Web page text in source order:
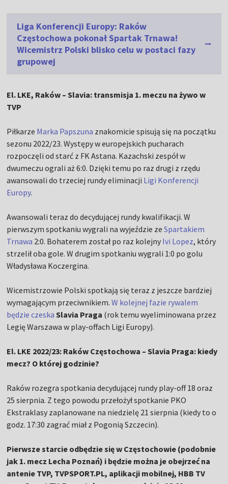
Liga Konferencji Europy: Raków
Częstochowa pokonał Spartak Trnawa!
Wicemistrz Polski blisko celu w postaci fazy
grupowej
El. LKE, Raków – Slavia: transmisja 1. meczu na żywo w
TVP
Piłkarze Marka Papszuna znakomicie spisują się na początku
sezonu 2022/23. Występy w europejskich pucharach
rozpoczęli od starć z FK Astana. Kazachski zespół w
dwumeczu ograli aż 6:0. Dzięki temu po raz drugi z rzędu
awansowali do trzeciej rundy eliminacji Ligi Konferencji
Europy.
Awansowali teraz do decydującej rundy kwalifikacji. W
pierwszym spotkaniu wygrali na wyjeździe zeSpartakiem
Trnawa 2:0. Bohaterem został po raz kolejny Ivi Lopez, który
strzelił oba gole. W drugim spotkaniu wygrali 1:0 po golu
Władysława Koczergina.
Wicemistrzowie Polski spotkają się teraz z jeszcze bardziej
wymagającym przeciwnikiem.W kolejnej fazie rywalem
będzie czeska Slavia Praga (rok temu wyeliminowana przez
Legię Warszawa w play-offach Ligi Europy).
El. LKE 2022/23: Raków Częstochowa – Slavia Praga: kiedy
mecz? O której godzinie?
Raków rozegra spotkania decydującej rundy play-off 18 oraz
25 sierpnia. Z tego powodu przełożył spotkanie PKO
Ekstraklasy zaplanowane na niedzielę 21 sierpnia (kiedy to o
godz. 17:30 zagrać miał z Pogonią Szczecin).
Pierwsze starcie odbędzie się w Częstochowie (podobnie
jak 1. mecz Lecha Poznań) i będzie można je obejrzeć na
antenie TVP, TVPSPORT.PL, aplikacji mobilnej, HBB TV